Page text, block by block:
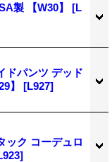
製 【W30】 [L
ドパンツ デッド
】 [L927]
ック コーデュロ